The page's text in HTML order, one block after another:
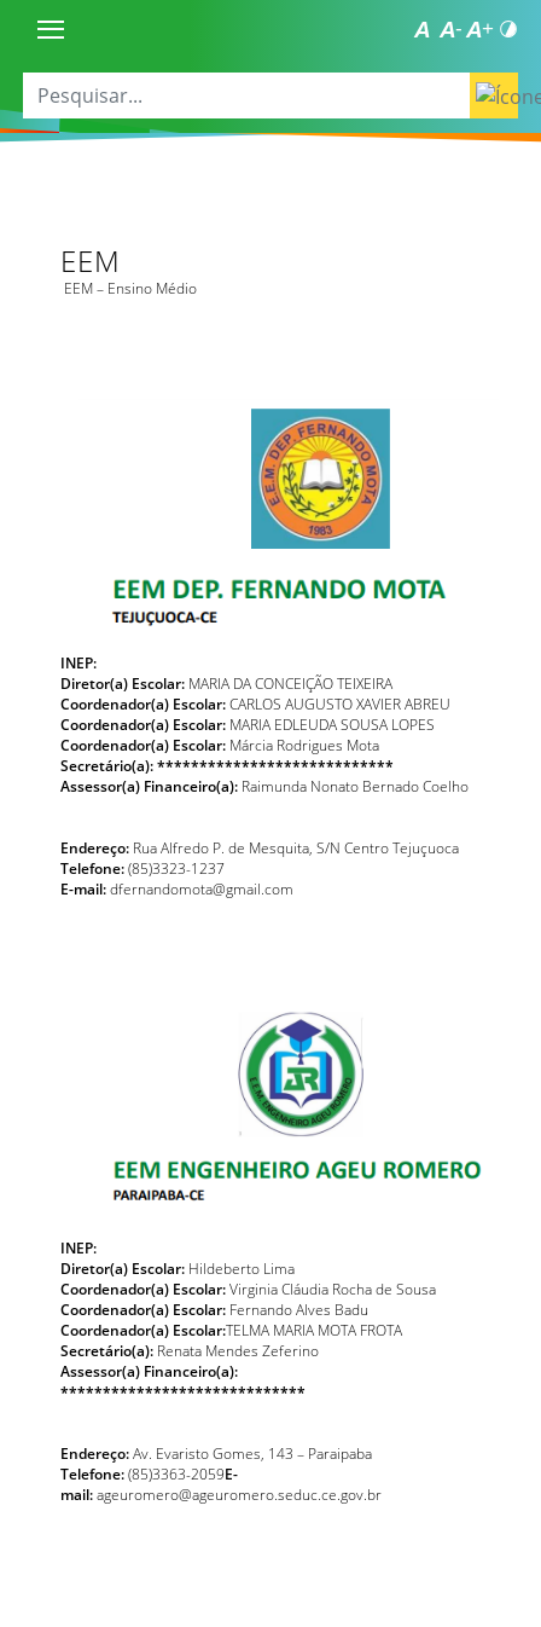
EEM
EEM – Ensino Médio
INEP:
Diretor(a) Escolar: MARIA DA CONCEIÇÃO TEIXEIRA
Coordenador(a) Escolar:CARLOS AUGUSTO XAVIER ABREU
Coordenador(a) Escolar: MARIA EDLEUDA SOUSA LOPES
Coordenador(a) Escolar: Márcia Rodrigues Mota
Secretário(a): ****************************
Assessor(a) Financeiro(a): Raimunda Nonato Bernado Coelho
Endereço: Rua Alfredo P. de Mesquita, S/N Centro Tejuçuoca
Telefone:(85)3323-1237
E-mail:dfernandomota@gmail.com
INEP:
Diretor(a) Escolar: Hildeberto Lima
Coordenador(a) Escolar:Virginia Cláudia Rocha de Sousa
Coordenador(a) Escolar: Fernando Alves Badu
Coordenador(a) Escolar:TELMA MARIA MOTA FROTA
Secretário(a): Renata Mendes Zeferino
Assessor(a) Financeiro(a):
*****************************
Endereço:Av. Evaristo Gomes, 143 – Paraipaba
Telefone:(85)3363-2059E-
mail:ageuromero@ageuromero.seduc.ce.gov.br